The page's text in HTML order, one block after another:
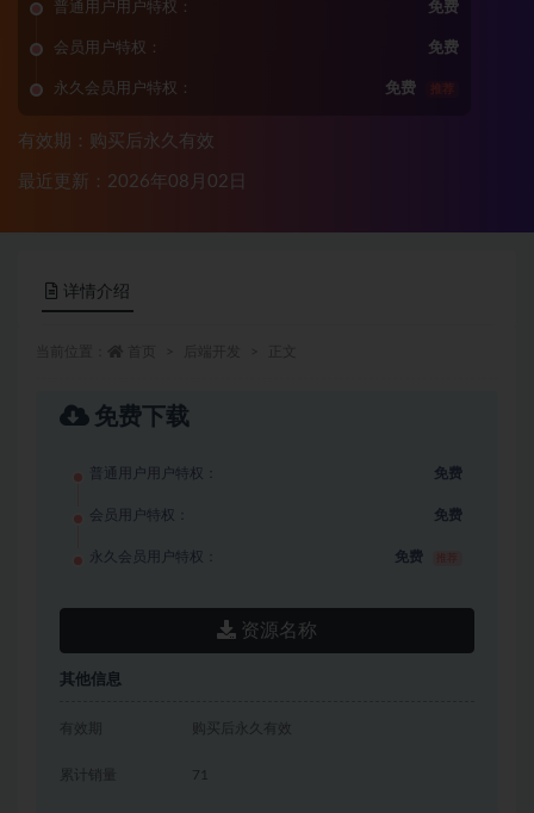
普通用户用户特权： 免费
会员用户特权： 免费
永久会员用户特权： 免费 推荐
有效期：购买后永久有效
最近更新：2026年08月02日
详情介绍
免费下载
普通用户用户特权： 免费
会员用户特权： 免费
永久会员用户特权： 免费
资源名称
其他信息
有效期 购买后永久有效
累计销量 71